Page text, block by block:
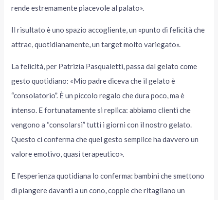
rende estremamente piacevole al palato».
Il risultato è uno spazio accogliente, un «punto di felicità che
attrae, quotidianamente, un target molto variegato».
La felicità, per Patrizia Pasqualetti, passa dal gelato come
gesto quotidiano: «Mio padre diceva che il gelato è
“consolatorio”. È un piccolo regalo che dura poco, ma è
intenso. E fortunatamente si replica: abbiamo clienti che
vengono a “consolarsi” tutti i giorni con il nostro gelato.
Questo ci conferma che quel gesto semplice ha davvero un
valore emotivo, quasi terapeutico».
E l’esperienza quotidiana lo conferma: bambini che smettono
di piangere davanti a un cono, coppie che ritagliano un